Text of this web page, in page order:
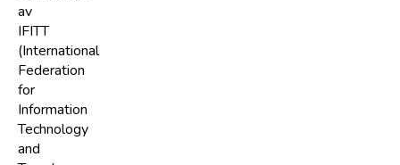
av
IFITT
(International
Federation
for
Information
Technology
and